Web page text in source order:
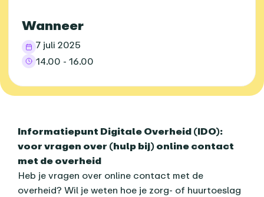
Wanneer
7 juli 2025
14.00 - 16.00
Over dit agenda-item
Informatiepunt Digitale Overheid (IDO):
voor vragen over (hulp bij) online contact
met de overheid
Heb je vragen over online contact met de
overheid? Wil je weten hoe je zorg- of huurtoeslag